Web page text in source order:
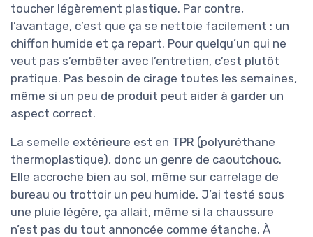
toucher légèrement plastique. Par contre,
l’avantage, c’est que ça se nettoie facilement : un
chiffon humide et ça repart. Pour quelqu’un qui ne
veut pas s’embêter avec l’entretien, c’est plutôt
pratique. Pas besoin de cirage toutes les semaines,
même si un peu de produit peut aider à garder un
aspect correct.
La semelle extérieure est en TPR (polyuréthane
thermoplastique), donc un genre de caoutchouc.
Elle accroche bien au sol, même sur carrelage de
bureau ou trottoir un peu humide. J’ai testé sous
une pluie légère, ça allait, même si la chaussure
n’est pas du tout annoncée comme étanche. À